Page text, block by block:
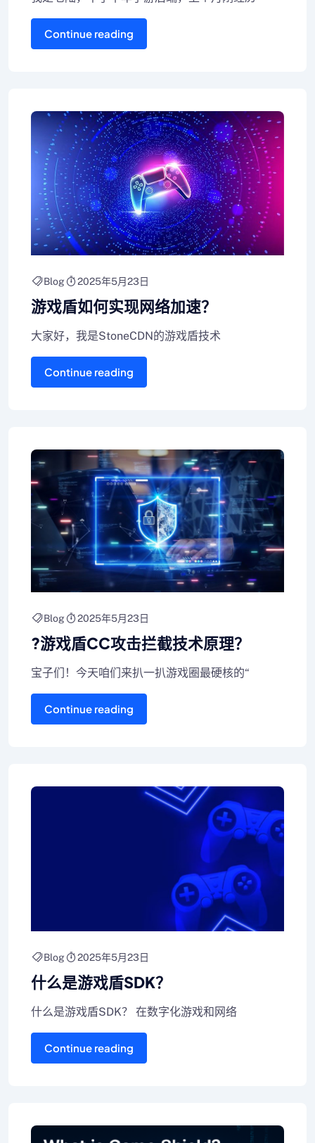
Continue reading
Blog 2025年5月23日
游戏盾如何实现网络加速？
大家好，我是StoneCDN的游戏盾技术
Continue reading
Blog 2025年5月23日
?游戏盾CC攻击拦截技术原理？
宝子们！今天咱们来扒一扒游戏圈最硬核的“
Continue reading
Blog 2025年5月23日
什么是游戏盾SDK？
什么是游戏盾SDK？ 在数字化游戏和网络
Continue reading